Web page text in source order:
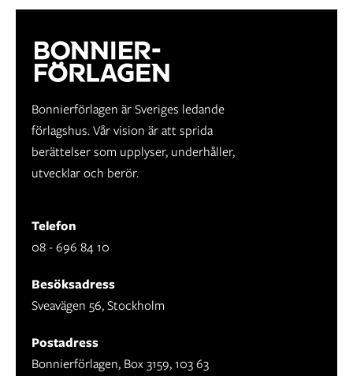
Bonnierförlagen är Sveriges ledande
förlagshus. Vår vision är att sprida
berättelser som upplyser, underhåller,
utvecklar och berör.
Telefon
08 - 696 84 10
Besöksadress
Sveavägen 56, Stockholm
Postadress
Bonnierförlagen, Box 3159, 103 63